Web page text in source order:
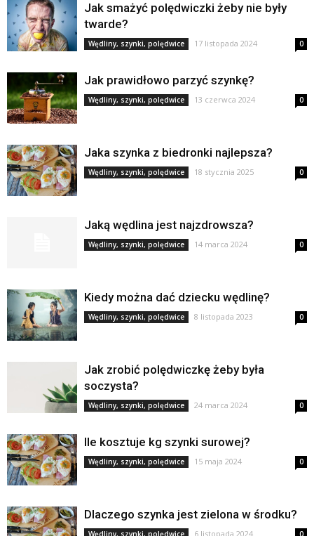
Jak smażyć polędwiczki żeby nie były
twarde?
Wędliny, szynki, polędwice 17 listopada 2024 0
Jak prawidłowo parzyć szynkę?
Wędliny, szynki, polędwice 13 czerwca 2024 0
Jaka szynka z biedronki najlepsza?
Wędliny, szynki, polędwice 18 stycznia 2025 0
Jaką wędlina jest najzdrowsza?
Wędliny, szynki, polędwice 14 marca 2024 0
Kiedy można dać dziecku wędlinę?
Wędliny, szynki, polędwice 8 listopada 2023 0
Jak zrobić polędwiczkę żeby była
soczysta?
Wędliny, szynki, polędwice 24 marca 2024 0
Ile kosztuje kg szynki surowej?
Wędliny, szynki, polędwice 15 maja 2024 0
Dlaczego szynka jest zielona w środku?
Wędliny, szynki, polędwice 6 listopada 2024 0